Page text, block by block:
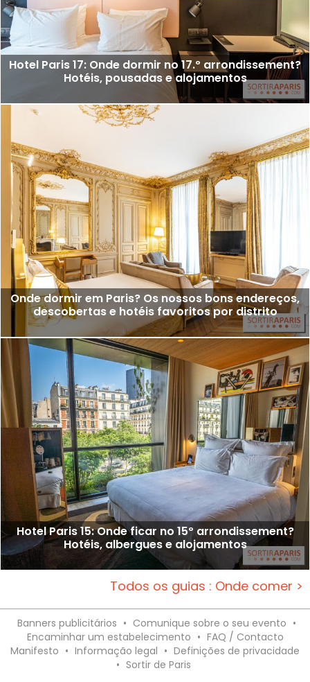
Hotel Paris 17: Onde dormir no 17.º arrondissement?
Hotéis, pousadas e alojamentos
Onde dormir em Paris? Os nossos bons endereços,
descobertas e hotéis favoritos por distrito
Hotel Paris 15: Onde ficar no 15º arrondissement?
Hotéis, albergues e alojamentos
Todos os guias : Onde comer >
Banners publicitários • Comunique sobre o seu evento •
Encaminhar um estabelecimento • FAQ / Contacto
Manifesto • Informação legal • Definições de privacidade
• Sortir de Paris